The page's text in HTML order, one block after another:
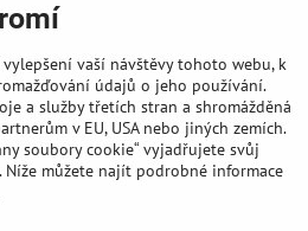
hlavní sídlo
vaší návštěvy tohoto webu, k
údajů o jeho používání.
a služby třetích stran a shromážděná
v EU, USA nebo jiných zemích.
soubory cookie“ vyjadřujete svůj
můžete najít podrobné informace